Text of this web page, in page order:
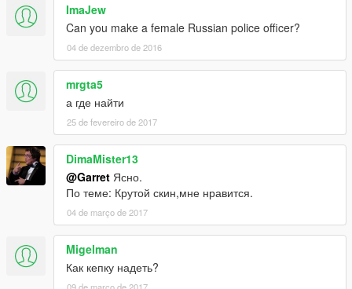
ImaJew
Can you make a female Russian police officer?
04 de dezembro de 2016
mrgta5
а где найти
25 de fevereiro de 2017
DimaMister13
@Garret Ясно.
По теме: Крутой скин,мне нравится.
04 de março de 2017
Migelman
Как кепку надеть?